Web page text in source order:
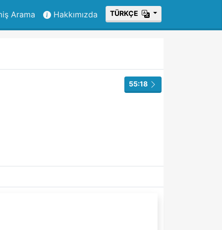
Arama Hakkımızda ТÜRKÇE
55:18